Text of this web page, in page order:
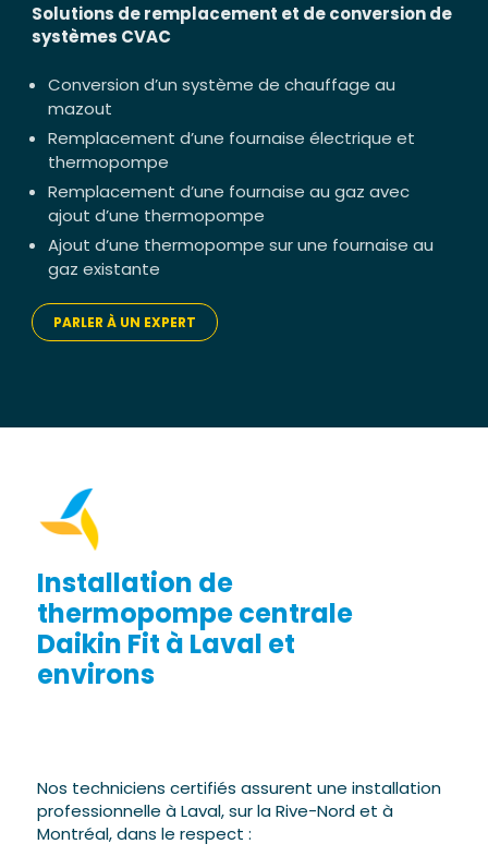
Solutions de remplacement et de conversion de
systèmes CVAC
Conversion d’un système de chauffage au
mazout
Remplacement d’une fournaise électrique et
thermopompe
Remplacement d’une fournaise au gaz avec
ajout d’une thermopompe
Ajout d’une thermopompe sur une fournaise au
gaz existante
PARLER À UN EXPERT
Installation de
thermopompe centrale
Daikin Fit à Laval et
environs
Nos techniciens certifiés assurent une installation
professionnelle à Laval, sur la Rive-Nord et à
Montréal, dans le respect :